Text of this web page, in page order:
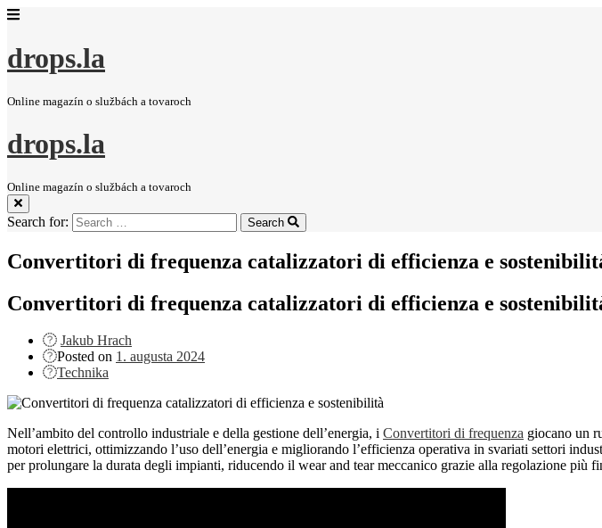
drops.la
Online magazín o službách a tovaroch
drops.la
Online magazín o službách a tovaroch
Search for: Search
Convertitori di frequenza catalizzatori di efficienza e
Convertitori di frequenza catalizzatori di efficienza e
Jakub Hrach
Posted on 1. augusta 2024
Technika
Nell’ambito del controllo industriale e della gestione dell’energia, i Convertitori di frequenza giocano un
motori elettrici, ottimizzando l’uso dell’energia e migliorando l’efficienza operativa in svariati settori
per prolungare la durata degli impianti, riducendo il wear and tear meccanico grazie alla regolazione più